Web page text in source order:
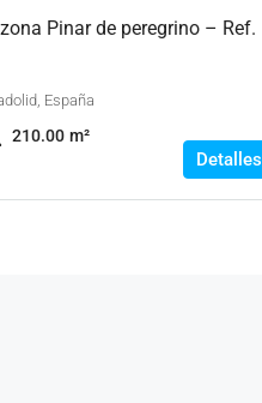
Pinar de peregrino – Ref.
España
210.00 m²
Detalles